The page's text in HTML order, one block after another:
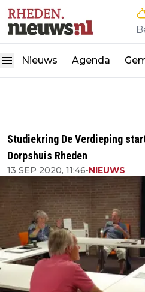
Nieuws Agenda
Studiekring De Verdieping
Dorpshuis Rheden
13 SEP 2020, 11:46•NIEUWS